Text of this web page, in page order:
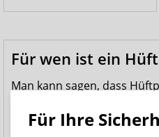
Für wen ist ein
Man kann sagen, dass
Anwendungsgebiete, bei
Für Ihre